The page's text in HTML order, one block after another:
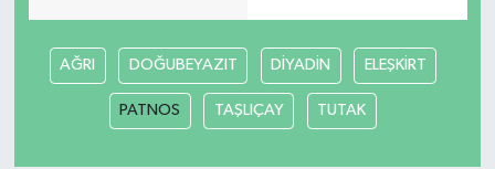
AĞRI DOĞUBEYAZIT DİYADİN ELEŞKİRT
PATNOS TAŞLIÇAY TUTAK